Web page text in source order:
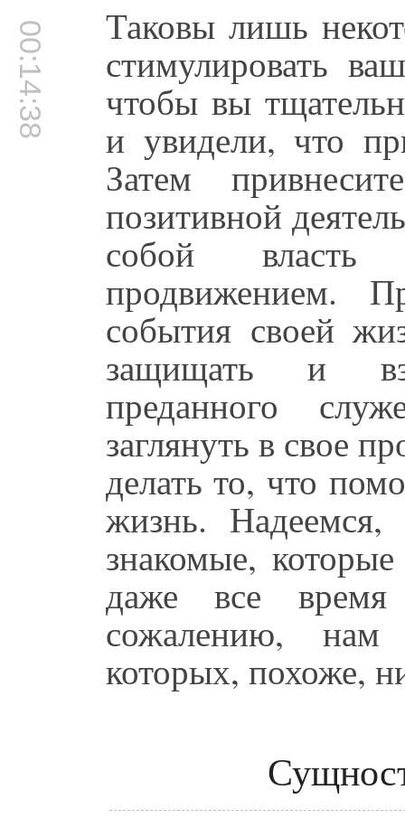
00:14:38 Таковы лишь
стимулировать
чтобы вы
и увидели, что
Затем
позитивной
собой
продвижением.
события своей
защищать и
преданного
заглянуть в свое
делать то, что
жизнь.
знакомые,
даже все
сожалению, нам
которых, похоже,